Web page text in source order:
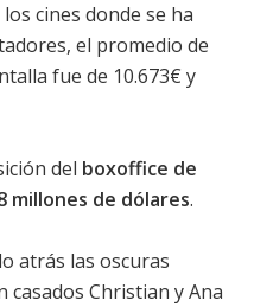
cines donde se ha
el promedio de
fue de 10.673€ y
del boxoffice de
millones de dólares.
atrás las oscuras
casados Christian y Ana